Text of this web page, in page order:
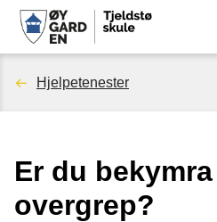
T
j
d
Du
her:
Hjelpetenester
Er du
overgrep?